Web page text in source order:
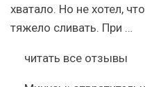
хватало. Но не хотел,
тяжело сливать. При …
читать все отзывы